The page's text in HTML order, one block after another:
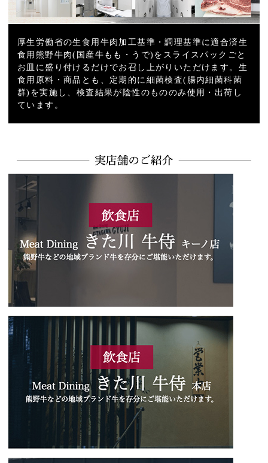
厚生労働省の生食用牛肉加工基準・調理基準に適合済生
食用熊野牛肉(国産牛もも・うで)をスライスパックごと
お皿に盛り付けるだけでお召し上がりいただけます。生
食用原料・商品とも、定期的に細菌検査(腸内細菌科菌
群)を実施し、検査結果が陰性のもののみ使用・出荷し
ています。